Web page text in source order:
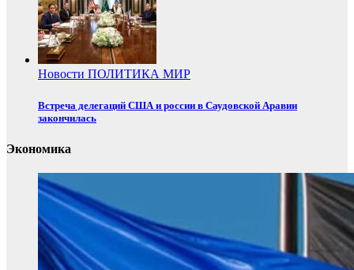
Новости ПОЛИТИКА МИР
Встреча делегаций США и россии в Саудовской Аравии
закончилась
Экономика